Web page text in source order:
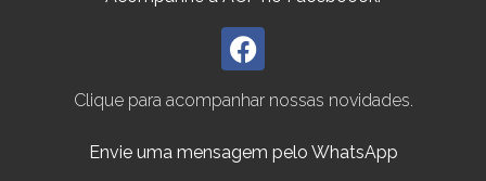
Clique para acompanhar nossas novidades.
Envie uma mensagem pelo WhatsApp